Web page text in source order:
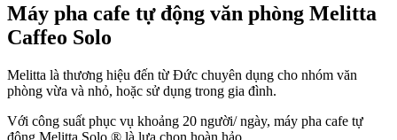
Máy pha cafe tự động văn phòng Melitta
Caffeo Solo
Melitta là thương hiệu đến từ Đức chuyên dụng cho nhóm văn
phòng vừa và nhỏ, hoặc sử dụng trong gia đình.
Với công suất phục vụ khoảng 20 người/ ngày, máy pha cafe tự
động Melitta Solo ® là lựa chọn hoàn hảo